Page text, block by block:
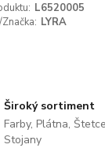
L6520005
LYRA
Široký sortiment
Farby, Plátna,
Stojany